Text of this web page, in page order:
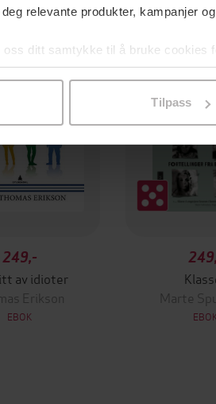
relevante produkter, kampanjer
oss ditt samtykke til å bruke cookies
ved å klikke på «Tilpass». Du kan
Tilpass
249,-
av idioter
Erikson
EBOK
Marte
EBOK